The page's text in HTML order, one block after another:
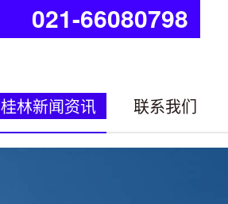
021-66080798
桂林新闻资讯 联系我们